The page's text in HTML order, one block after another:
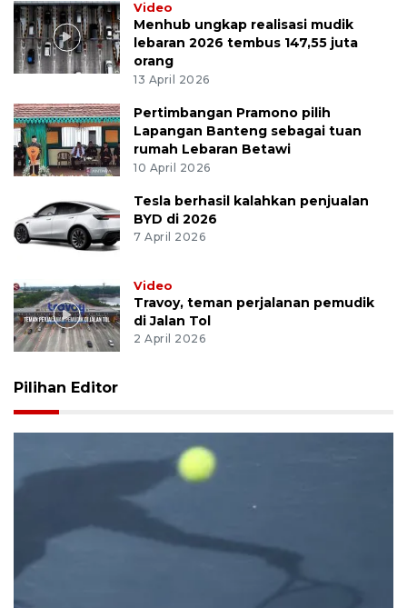
Video
Menhub ungkap realisasi mudik
lebaran 2026 tembus 147,55 juta
orang
13 April 2026
Pertimbangan Pramono pilih
Lapangan Banteng sebagai tuan
rumah Lebaran Betawi
10 April 2026
Tesla berhasil kalahkan penjualan
BYD di 2026
7 April 2026
Video
Travoy, teman perjalanan pemudik
di Jalan Tol
2 April 2026
Pilihan Editor